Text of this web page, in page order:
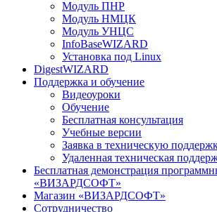
Модуль ПНР
Модуль НМЦК
Модуль УНЦС
InfoBaseWIZARD
Установка под Linux
DigestWIZARD
Поддержка и обучение
Видеоуроки
Обучение
Бесплатная консультация
Учебные версии
Заявка в техническую
Удаленная техническая
Бесплатная демонстрация
«ВИЗАРДСОФТ»
Магазин «ВИЗАРДСОФТ»
Сотрудничество